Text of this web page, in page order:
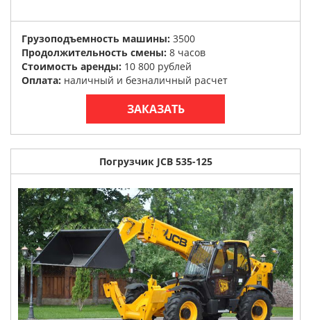
Грузоподъемность машины: 3500
Продолжительность смены: 8 часов
Стоимость аренды: 10 800 рублей
Оплата: наличный и безналичный расчет
ЗАКАЗАТЬ
Погрузчик JCB 535-125